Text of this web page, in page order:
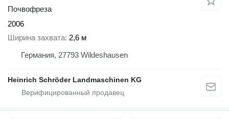
Почвофреза
2006
Ширина захвата 2,6 м
Германия, 27793 Wildeshausen
Heinrich Schröder Landmaschinen KG